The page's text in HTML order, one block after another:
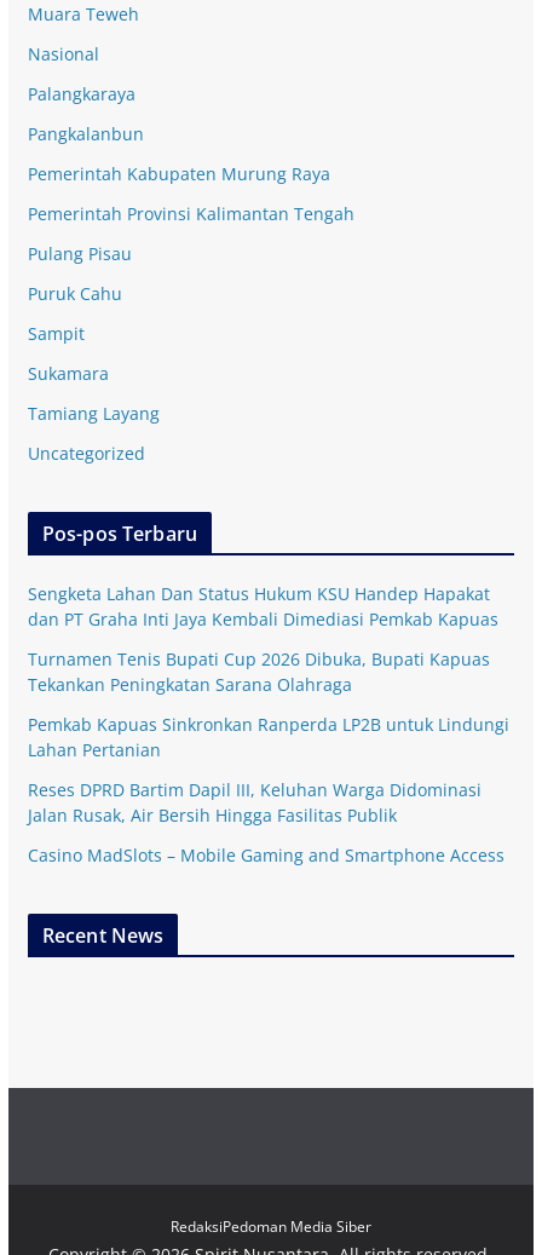
Muara Teweh
Nasional
Palangkaraya
Pangkalanbun
Pemerintah Kabupaten Murung Raya
Pemerintah Provinsi Kalimantan Tengah
Pulang Pisau
Puruk Cahu
Sampit
Sukamara
Tamiang Layang
Uncategorized
Pos-pos Terbaru
Sengketa Lahan Dan Status Hukum KSU Handep Hapakat
dan PT Graha Inti Jaya Kembali Dimediasi Pemkab Kapuas
Turnamen Tenis Bupati Cup 2026 Dibuka, Bupati Kapuas
Tekankan Peningkatan Sarana Olahraga
Pemkab Kapuas Sinkronkan Ranperda LP2B untuk Lindungi
Lahan Pertanian
Reses DPRD Bartim Dapil III, Keluhan Warga Didominasi
Jalan Rusak, Air Bersih Hingga Fasilitas Publik
Casino MadSlots – Mobile Gaming and Smartphone Access
Recent News
RedaksiPedoman Media Siber